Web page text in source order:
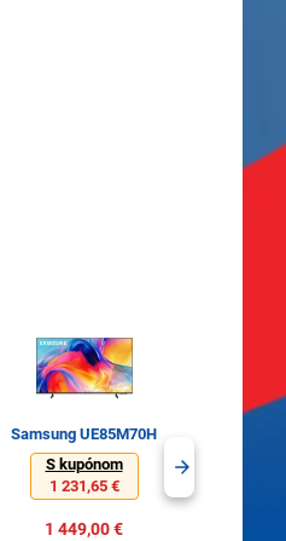
Samsung UE85M70H
S kupónom
1 231,65 €
1 449,00 €